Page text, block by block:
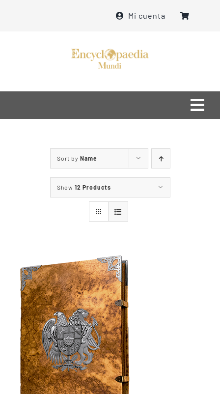
Mi cuenta
մեր մասին
ինչ ենք անում
մամուլ
Կապ
Sort by Name
Show 12 Products